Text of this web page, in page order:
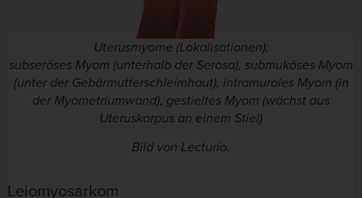
Uterusmyome (Lokalisationen):
subseröses Myom (unterhalb der Serosa), submuköses Myom
(unter der Gebärmutterschleimhaut), intramurales Myom (in
der Myometriumwand), gestieltes Myom (wächst aus
Uteruskorpus an einem Stiel)
Bild von Lecturio.
Leiomyosarkom